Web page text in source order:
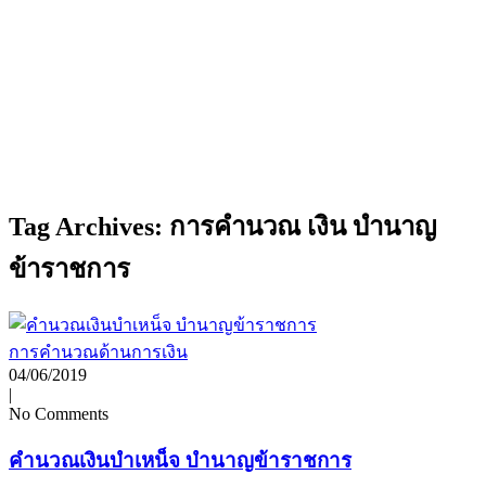
Tag Archives: การคำนวณ เงิน บำนาญ
ข้าราชการ
การคำนวณด้านการเงิน
04/06/2019
|
No Comments
คำนวณเงินบำเหน็จ บำนาญข้าราชการ